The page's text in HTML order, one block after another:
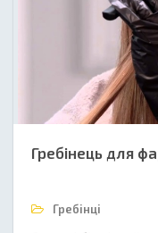
Гребінець для
Гребінці